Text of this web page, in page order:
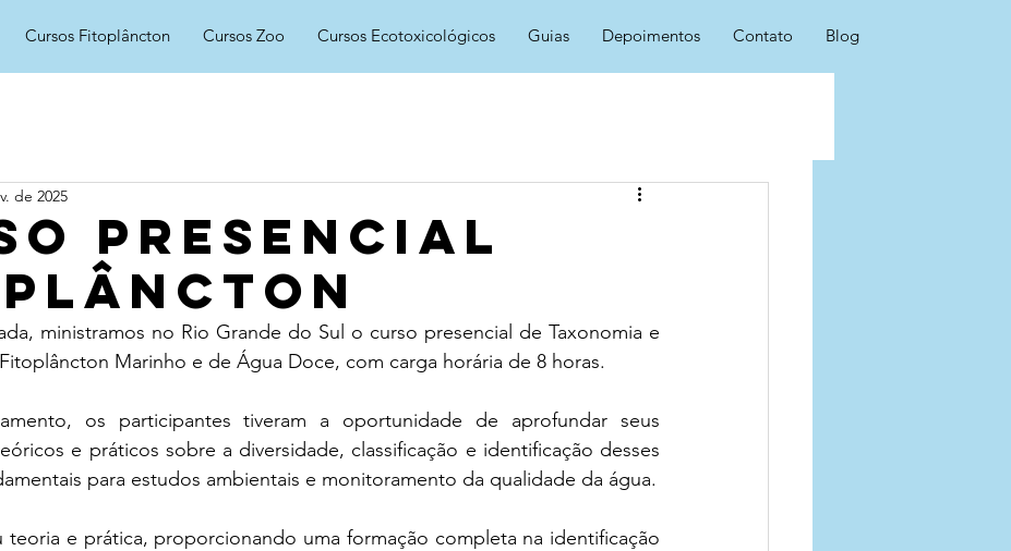
Cursos Fitoplâncton Cursos Zoo Cursos Ecotoxicológicos Guias Depoimentos Contato Blog
presencial
de 2025
ministramos no Rio Grande do Sul o curso presencial de Taxonomia e
Marinho e de Água Doce, com carga horária de 8 horas.
os participantes tiveram a oportunidade de aprofundar seus
e práticos sobre a diversidade, classificação e identificação desses
teoria e prática, proporcionando uma formação completa na identificação